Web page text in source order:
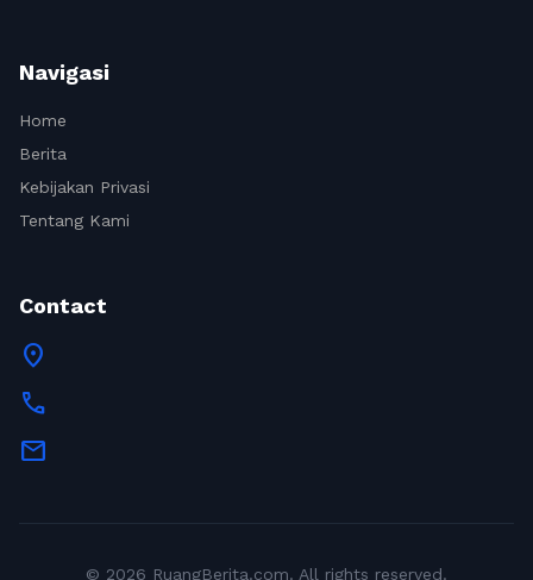
Navigasi
Home
Berita
Kebijakan Privasi
Tentang Kami
Contact
location_on
call
mail
© 2026 RuangBerita.com. All rights reserved.